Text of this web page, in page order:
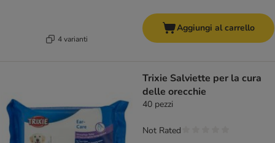
4 varianti
Aggiungi al carrello
Trixie Salviette per la cura
delle orecchie
40 pezzi
Not Rated